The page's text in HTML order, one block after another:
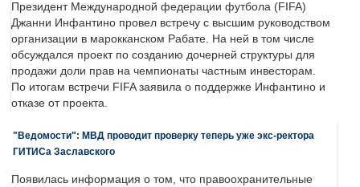
Президент Международной федерации футбола (FIFA)
Джанни Инфантино провел встречу с высшим руководством
организации в марокканском Рабате. На ней в том числе
обсуждался проект по созданию дочерней структуры для
продажи доли прав на чемпионаты частным инвесторам.
По итогам встречи FIFA заявила о поддержке Инфантино и
отказе от проекта.
"Ведомости": МВД проводит проверку теперь уже экс-ректора
ГИТИСа Заславского
Появилась информация о том, что правоохранительные